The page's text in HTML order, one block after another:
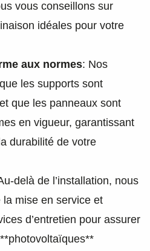
vous conseillons sur
idéales pour votre
aux normes: Nos
les supports sont
que les panneaux sont
en vigueur, garantissant
durabilité de votre
delà de l’installation, nous
mise en service et
d’entretien pour assurer